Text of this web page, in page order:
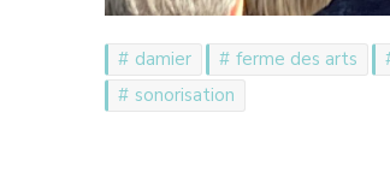
damier ferme des arts
sonorisation